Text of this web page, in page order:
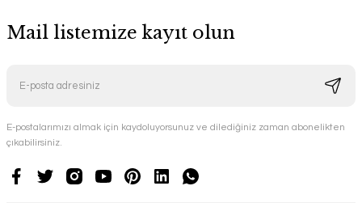
Mail listemize kayıt olun
E-postalarımızı almak için kaydoluyorsunuz ve dilediğiniz zaman abonelikten
çıkabilirsiniz.